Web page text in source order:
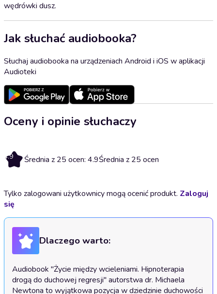
wędrówki dusz.
Jak słuchać audiobooka?
Słuchaj audiobooka na urządzeniach Android i iOS w aplikacji
Audioteki
Oceny i opinie słuchaczy
4.9 Średnia z 25 ocen: 4.9Średnia z 25 ocen
Tylko zalogowani użytkownicy mogą ocenić produkt. Zaloguj
się
Dlaczego warto:
Audiobook "Życie między wcieleniami. Hipnoterapia
drogą do duchowej regresji" autorstwa dr. Michaela
Newtona to wyjątkowa pozycja w dziedzinie duchowości